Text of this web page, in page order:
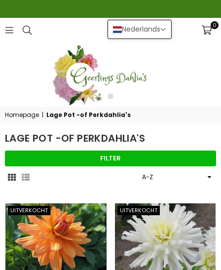
GEERLINGS
0
Homepage | Lage Pot -of Perkdahlia's
LAGE POT -OF PERKDAHLIA'S
FILTER
Sorteer
UITVERKOCHT UITVERKOCHT
Nederlands